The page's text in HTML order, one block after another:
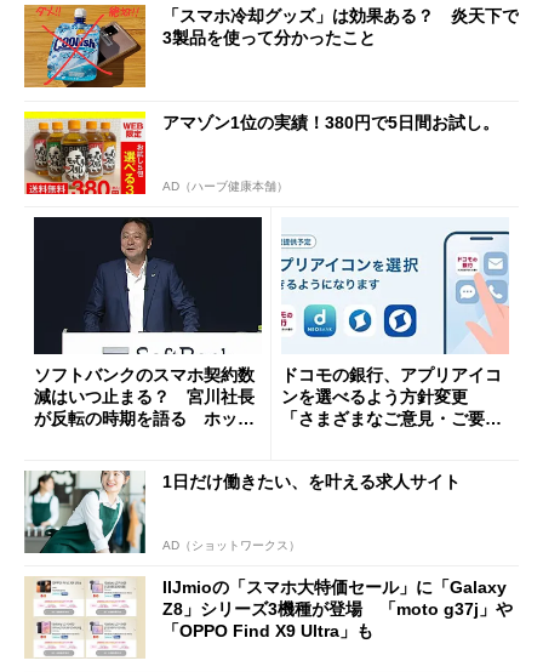
「スマホ冷却グッズ」は効果ある？ 炎天下で
3製品を使って分かったこと
アマゾン1位の実績！380円で5日間お試し。
AD（ハーブ健康本舗）
ソフトバンクのスマホ契約数
減はいつ止まる？ 宮川社長
が反転の時期を語る ホッピ
ドコモの銀行、アプリアイコ
ンを選べるよう方針変更
「さまざまなご意見・ご要望
1日だけ働きたい、を叶える求人サイト
AD（ショットワークス）
IIJmioの「スマホ大特価セール」に「Galaxy
Z8」シリーズ3機種が登場 「moto g37j」や
「OPPO Find X9 Ultra」も